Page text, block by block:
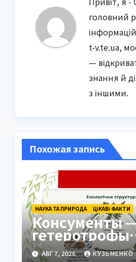
головний
t-v.te.ua,
—
знання й
з іншими.
Похожая запись
НАУКА ТА ПРИРОДА ЦІКАВІ ФАКТИ
Консументы
гетеротрофы
экосистемы
АВГ 7, 2026 КУЗЬМЕНКО